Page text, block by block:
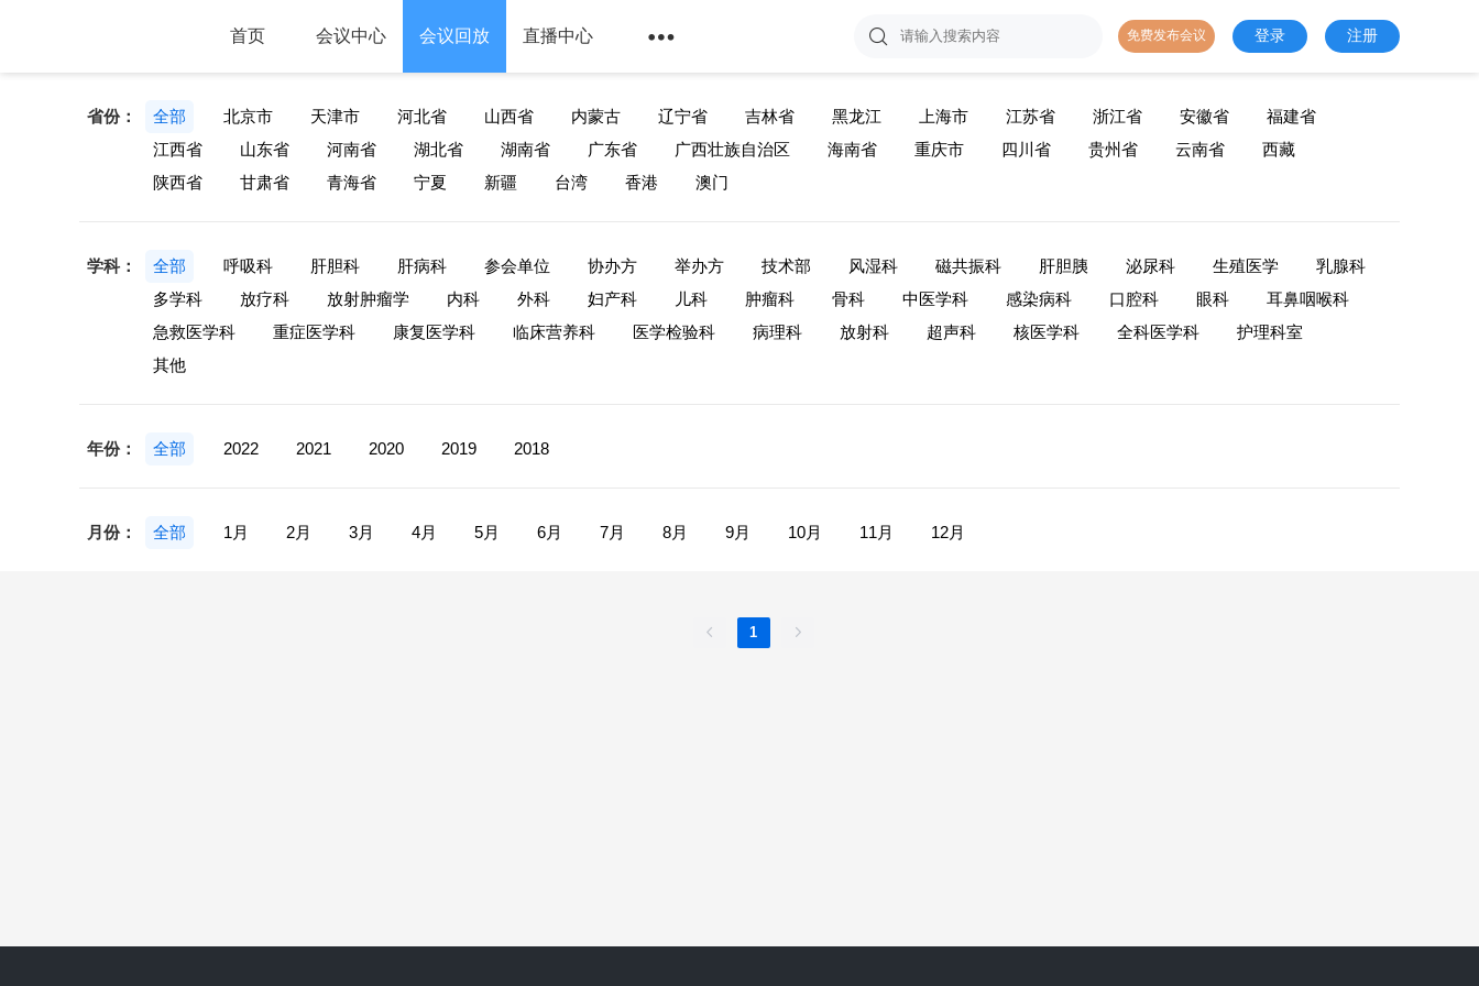
首页 会议中心 会议回放 直播中心  免费发布会议 登录 注册
省份： 全部 北京市 天津市 河北省 山西省 内蒙古 辽宁省 吉林省 黑龙江 上海市 江苏省 浙江省 安徽省
福建省
江西省
山东省 河南省 湖北省 湖南省 广东省 广西壮族自治区 海南省 重庆市 四川省 贵州省 云南省
西藏
陕西省
甘肃省 青海省 宁夏 新疆 台湾 香港 澳门
学科： 全部 呼吸科 肝胆科 肝病科 参会单位 协办方 举办方 技术部 风湿科 磁共振科 肝胆胰 泌尿科 生殖医学
乳腺科
多学科
放疗科 放射肿瘤学 内科 外科 妇产科 儿科 肿瘤科 骨科 中医学科 感染病科 口腔科 眼科
耳鼻咽喉科
急救医学科
重症医学科 康复医学科 临床营养科 医学检验科 病理科 放射科 超声科 核医学科 全科医学科
护理科室
其他
年份： 全部 2022 2021 2020 2019 2018
月份： 全部 1月 2月 3月 4月 5月 6月 7月 8月 9月 10月 11月 12月
1